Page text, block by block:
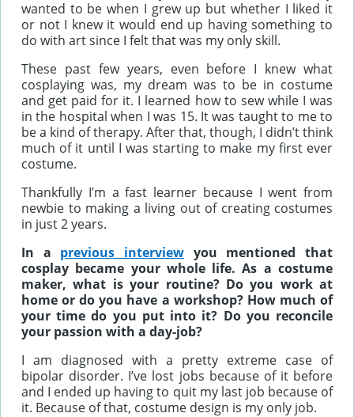
wanted to be when I grew up but whether I liked it
or not I knew it would end up having something to
do with art since I felt that was my only skill.
These past few years, even before I knew what
cosplaying was, my dream was to be in costume
and get paid for it. I learned how to sew while I was
in the hospital when I was 15. It was taught to me to
be a kind of therapy. After that, though, I didn’t think
much of it until I was starting to make my first ever
costume.
Thankfully I’m a fast learner because I went from
newbie to making a living out of creating costumes
in just 2 years.
In a previous interview you mentioned that
cosplay became your whole life. As a costume
maker, what is your routine? Do you work at
home or do you have a workshop? How much of
your time do you put into it? Do you reconcile
your passion with a day-job?
I am diagnosed with a pretty extreme case of
bipolar disorder. I’ve lost jobs because of it before
and I ended up having to quit my last job because of
it. Because of that, costume design is my only job.